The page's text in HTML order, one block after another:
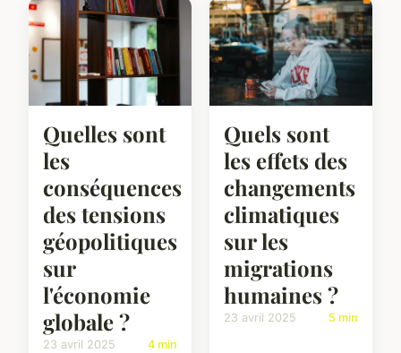
Quelles sont
les
conséquences
des tensions
géopolitiques
sur
l'économie
globale ?
23 avril 2025 4 min
Quels sont
les effets des
changements
climatiques
sur les
migrations
humaines ?
23 avril 2025 5 min